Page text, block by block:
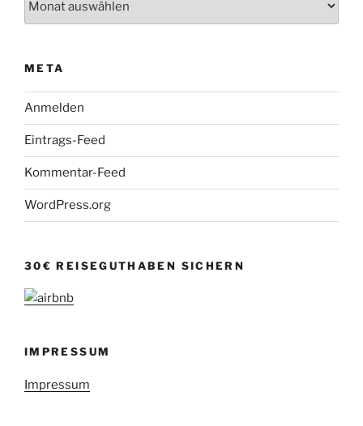
META
Anmelden
Eintrags-Feed
Kommentar-Feed
WordPress.org
30€ REISEGUTHABEN SICHERN
IMPRESSUM
Impressum